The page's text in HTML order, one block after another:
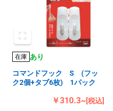
在庫 あり
コマンドフック S (フッ
ク2個+タブ6枚) 1パック
￥310.3~[税込]